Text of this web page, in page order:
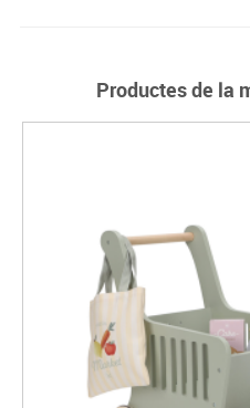
Productes de la